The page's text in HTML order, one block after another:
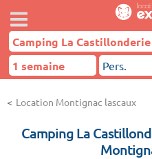
Location Montignac lascaux
Camping La